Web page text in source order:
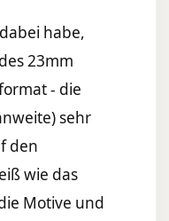
habe,
23mm
- die
sehr
den
wie das
Motive und